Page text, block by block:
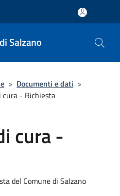
Salzano
> Documenti e dati >
cura - Richiesta
cura -
del Comune di Salzano